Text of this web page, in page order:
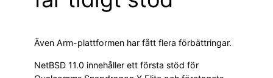
Även Arm-plattformen har fått flera förbättringar.
NetBSD 11.0 innehåller ett första stöd för